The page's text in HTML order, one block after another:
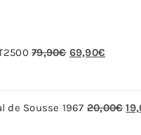
79,90€ El
era:
69,90€
es:
de Sousse 1967 20,00€ El